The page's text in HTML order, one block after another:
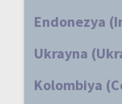
Endonezya
Ukrayna
Kolombiya